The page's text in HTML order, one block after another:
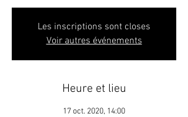
Les inscriptions sont closes
Voir autres événements
Heure et lieu
17 oct. 2020, 14:00